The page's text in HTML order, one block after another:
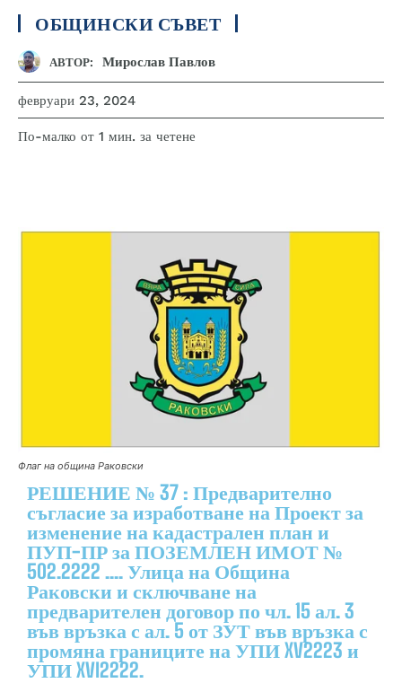
ОБЩИНСКИ СЪВЕТ
АВТОР: Мирослав Павлов
февруари 23, 2024
По-малко от 1 мин. за четене
Флаг на община Раковски
РЕШЕНИЕ № 37 : Предварително
съгласие за изработване на Проект за
изменение на кадастрален план и
ПУП-ПР за ПОЗЕМЛЕН ИМОТ №
502.2222 .... Улица на Община
Раковски и сключване на
предварителен договор по чл. 15 ал. 3
във връзка с ал. 5 от ЗУТ във връзка с
промяна границите на УПИ XV2223 и
УПИ XVI2222.